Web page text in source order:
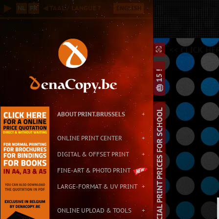
Online B2B Printing Service in Brussels, with Small & Large
Contact: info@print.brussels - Address: Carton de Wiart 152, 1090
ABOUT PRINT.BRUSSELS +
ONLINE PRINT CENTER +
DIGITAL & OFFSET PRINT +
FINE-ART & PHOTO PRINT
LARGE-FORMAT & UV PRINT +
ONLINE UPLOAD & TOOLS +
◀ TAAL / LANGUE ?
▶ NL FR ENGLISH
⛶
⌕ << CLICK
🎂 15 !
SPECIAL PRINT PRICES FOR SCHOOL